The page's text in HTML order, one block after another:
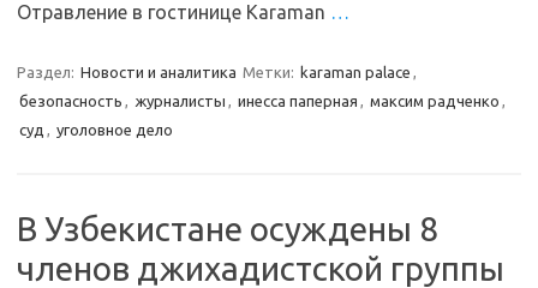
Отравление в гостинице Karaman …
Раздел: Новости и аналитика Метки: karaman palace ,
безопасность , журналисты , инесса паперная , максим радченко ,
суд , уголовное дело
В Узбекистане осуждены 8
членов джихадистской группы